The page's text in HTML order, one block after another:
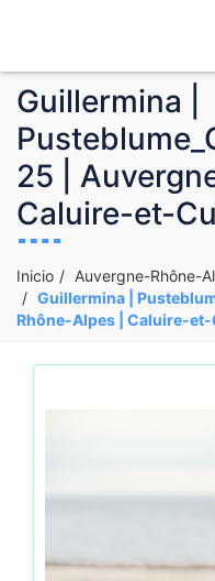
Guillermina |
25 |
Caluire-et-
Inicio Auvergne-Rhône-
Guillermina |
Rhône-Alpes | Caluire-